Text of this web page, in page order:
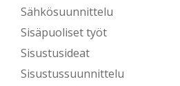
Sähkösuunnittelu
Sisäpuoliset työt
Sisustusideat
Sisustussuunnittelu